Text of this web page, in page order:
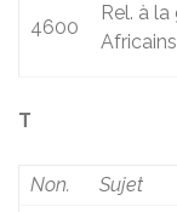
4600
Rel. à
T
Non. Sujet